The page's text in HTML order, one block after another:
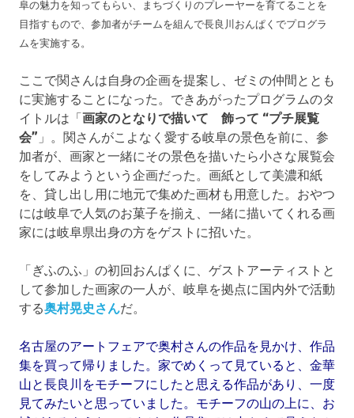
阜の魅力を知ってもらい、まちづくりのプレーヤーを育てることを
目指すもので、参加者がチームを組んで長良川おんぱくでプログラ
ムを実施する。
ここで関さんは自身の企画を提案し、ゼミの仲間ととも
に実施することになった。できあがったプログラムのタ
イトルは「画家のとなりで描いて 飾って “プチ展覧
会” 」。関さんがこよなく愛する岐阜の景色を前に、参
加者が、画家と一緒にその景色を描いたら小さな展覧会
をしてみようという企画だった。画紙として美濃和紙
を、貸し出し用に地元で集めた画材も用意した。おやつ
には岐阜で人気のお菓子を揃え、一緒に描いてくれる画
家には岐阜県出身の方をゲストに招いた。
「ぎふのふ」の初回おんぱくに、ゲストアーティストと
して参加した画家の一人が、岐阜を拠点に国内外で活動
する奥村晃史さんだ。
名古屋のアートフェアで奥村さんの作品を見かけ、作品
集を買って帰りました。家でめくって見ていると、金華
山と長良川をモチーフにしたと思える作品があり、一度
見てみたいと思っていました。モチーフの山の上に、お